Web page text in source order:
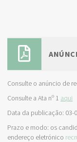
Consulte o anúncio de
Consulte a Ata nº 1 aqui
Data da publicação: 03-
Prazo e modo: os
endereço eletrónico